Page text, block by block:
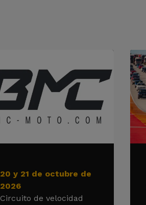
20 y 21 de octubre de
2026
Circuito de velocidad